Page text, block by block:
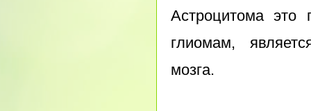
Астроцитома это
глиомам,
мозга.